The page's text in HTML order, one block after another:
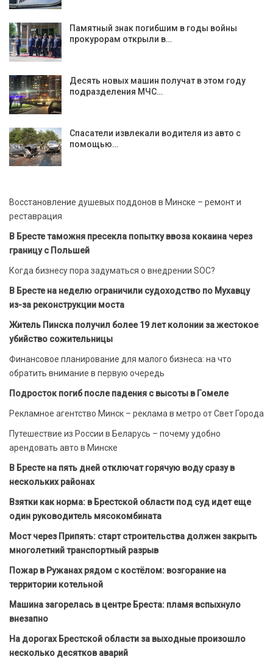
Памятный знак погибшим в годы войны
прокурорам открыли в…
Десять новых машин получат в этом году
подразделения МЧС…
Спасатели извлекали водителя из авто с
помощью…
Восстановление душевых поддонов в Минске – ремонт и
реставрация
В Бресте таможня пресекла попытку ввоза кокаина через
границу с Польшей
Когда бизнесу пора задуматься о внедрении SOC?
В Бресте на неделю ограничили судоходство по Мухавцу
из-за реконструкции моста
Житель Пинска получил более 19 лет колонии за жестокое
убийство сожительницы
Финансовое планирование для малого бизнеса: на что
обратить внимание в первую очередь
Подросток погиб после падения с высоты в Гомеле
Рекламное агентство Минск – реклама в метро от Свет Города
Путешествие из России в Беларусь – почему удобно
арендовать авто в Минске
В Бресте на пять дней отключат горячую воду сразу в
нескольких районах
Взятки как норма: в Брестской области под суд идет еще
один руководитель мясокомбината
Мост через Припять: старт строительства должен закрыть
многолетний транспортный разрыв
Пожар в Ружанах рядом с костёлом: возгорание на
территории котельной
Машина загорелась в центре Бреста: пламя вспыхнуло
внезапно
На дорогах Брестской области за выходные произошло
несколько десятков аварий